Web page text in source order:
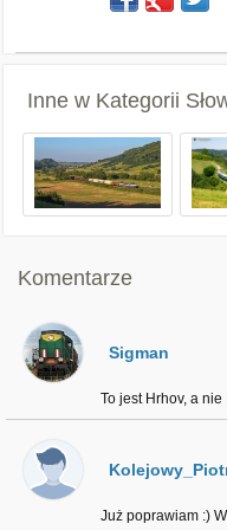
Inne w Kategorii
Komentarze
Sigman
To jest Hrhov, a
Już poprawiam :)